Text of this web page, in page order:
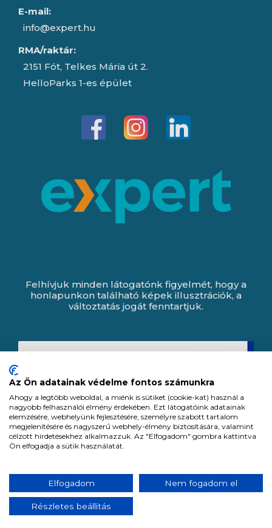
E-mail:
info@expert.hu
RMA/raktár:
2151 Fót, Telkes Mária út 2.
HelloParks 1-es épület
Felhívjuk minden látogatónk figyelmét, hogy a
honlapunkon található képek illusztrációk, a
változtatás jogát fenntartjuk.
Minden jog fenntartva. All rights reserved.
Tervezte és készítette:
Vision-Software, az Octopus 8 ERP forgalmazója.
Az Ön adatainak védelme fontos számunkra
Ahogy a legtöbb weboldal, a miénk is sütiket (cookie-kat) használ a
nagyobb felhasználói élmény érdekében. Ezt látogatóink adatainak
elemzésére, webhelyünk fejlesztésére, személyre szabott tartalom
megjelenítésére és nagyszerű webhely-élmény biztosítására, valamint
célzott hirdetésekhez alkalmazzuk. Az "Elfogadom" gombra kattintva
Ön elfogadja a sütik használatát.
Elfogadom Nem fogadom el
Részletes beállítás